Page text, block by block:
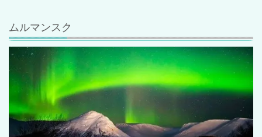
ムルマンスク